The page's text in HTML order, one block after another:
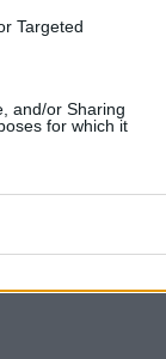
Targeted
and/or Sharing
for which it